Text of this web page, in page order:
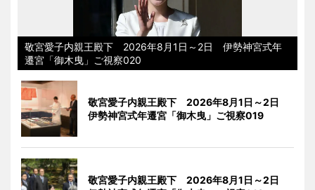
敬宮愛子内親王殿下 2026年8月1日～2日 伊勢神宮式年
遷宮「御木曳」ご視察020
敬宮愛子内親王殿下 2026年8月1日～2日
伊勢神宮式年遷宮「御木曳」ご視察019
敬宮愛子内親王殿下 2026年8月1日～2日